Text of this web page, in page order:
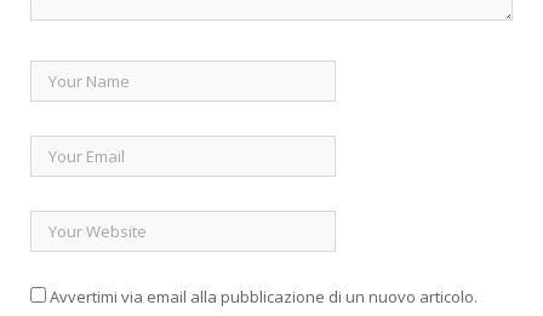
Avvertimi via email alla pubblicazione di un nuovo articolo.